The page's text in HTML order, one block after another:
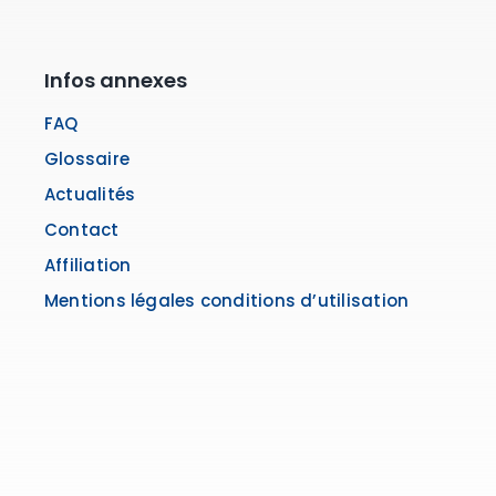
Infos annexes
FAQ
Glossaire
Actualités
Contact
Affiliation
Mentions légales conditions d’utilisation